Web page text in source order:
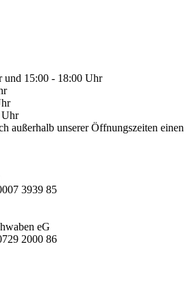
und 15:00 - 18:00 Uhr
Uhr
außerhalb unserer Öffnungszeiten einen
3939 85
eG
2000 86